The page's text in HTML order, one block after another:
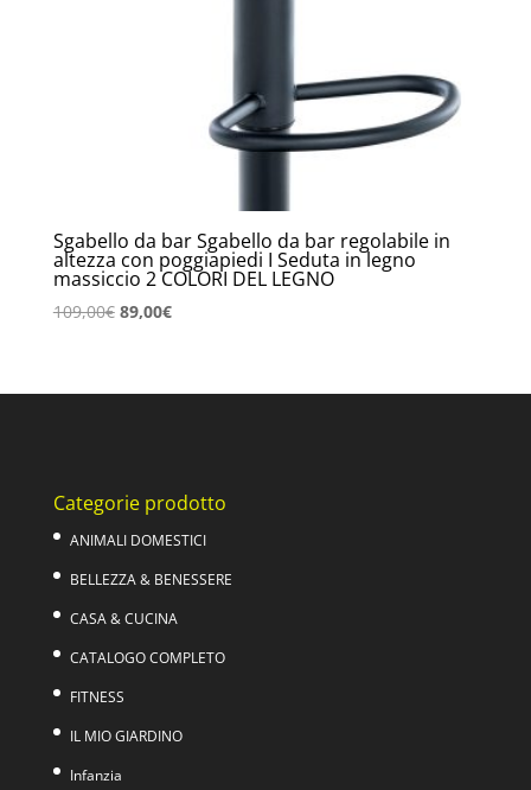
Sgabello da bar Sgabello da bar regolabile in
altezza con poggiapiedi I Seduta in legno
massiccio 2 COLORI DEL LEGNO
109,00€ Il
era:
89,00€Il
è:
Categorie prodotto
ANIMALI DOMESTICI
BELLEZZA & BENESSERE
CASA & CUCINA
CATALOGO COMPLETO
FITNESS
IL MIO GIARDINO
Infanzia